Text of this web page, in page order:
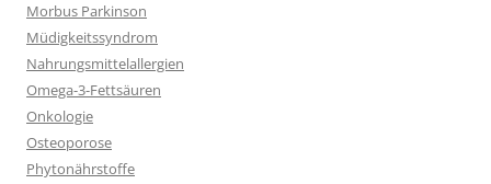
Morbus Parkinson
Müdigkeitssyndrom
Nahrungsmittelallergien
Omega-3-Fettsäuren
Onkologie
Osteoporose
Phytonährstoffe